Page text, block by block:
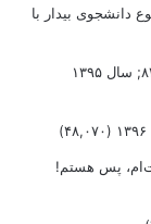
بیدار با
(۴۸,۰۷۰)